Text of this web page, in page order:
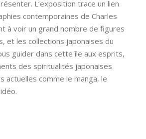
L’exposition trace un lien
contemporaines de Charles
à voir un grand nombre de figures
et les collections japonaises du
guider dans cette île aux esprits,
des spiritualités japonaises
actuelles comme le manga, le